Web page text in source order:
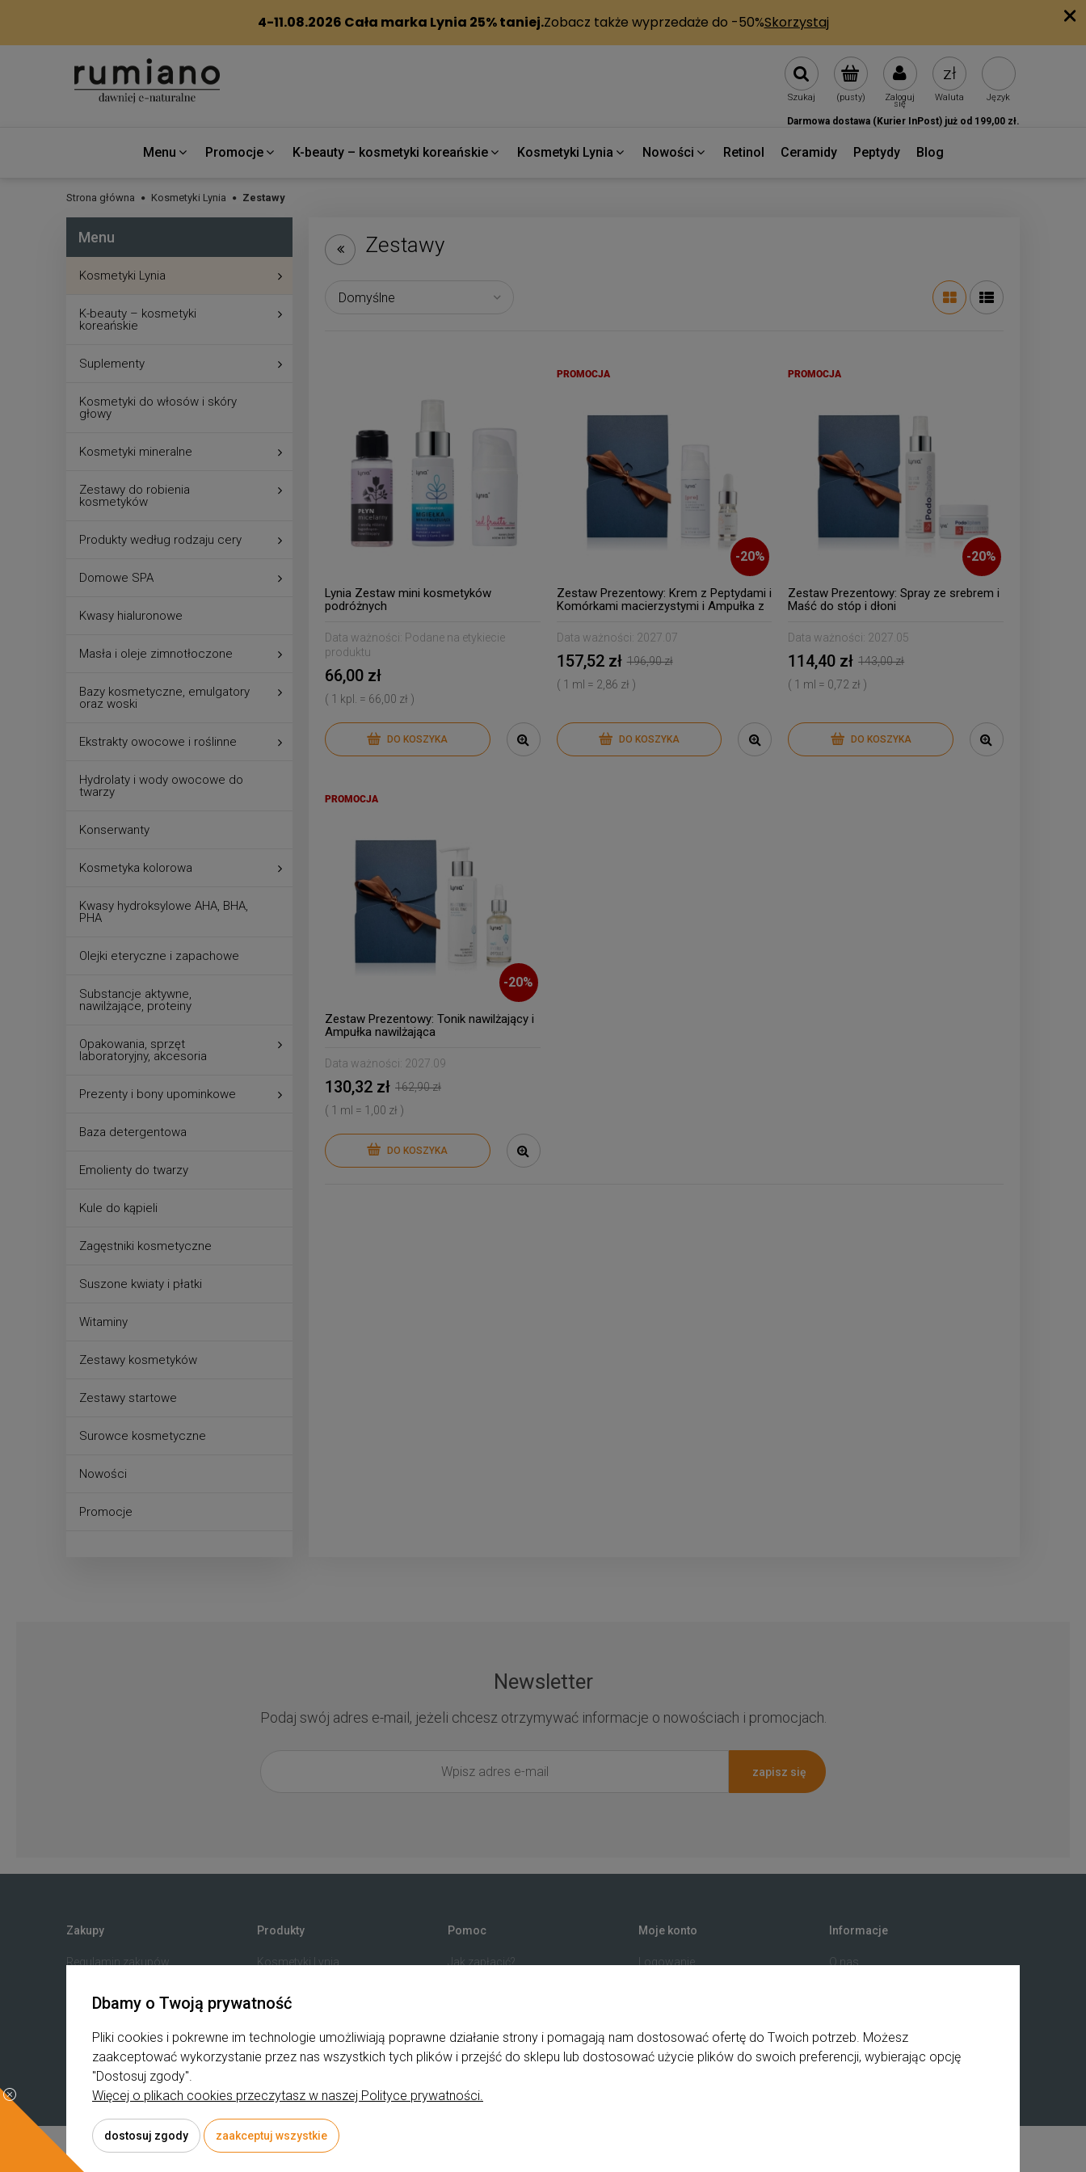
(pusty) Zaloguj
się
Szukaj Waluta Język
Darmowa dostawa (Kurier InPost) już od 199,00 zł.
Menu Promocje K-beauty – kosmetyki koreańskie Kosmetyki Lynia Nowości Retinol Ceramidy Peptydy Blog
Strona główna Kosmetyki Lynia Zestawy
Menu
Kosmetyki Lynia
K-beauty – kosmetyki
koreańskie
Suplementy
Kosmetyki do włosów i skóry
głowy
Kosmetyki mineralne
Zestawy do robienia
kosmetyków
Produkty według rodzaju cery
Domowe SPA
Kwasy hialuronowe
Masła i oleje zimnotłoczone
Bazy kosmetyczne, emulgatory
oraz woski
Ekstrakty owocowe i roślinne
Hydrolaty i wody owocowe do
twarzy
Konserwanty
Kosmetyka kolorowa
Kwasy hydroksylowe AHA, BHA,
PHA
Olejki eteryczne i zapachowe
Substancje aktywne,
nawilżające, proteiny
Opakowania, sprzęt
laboratoryjny, akcesoria
Prezenty i bony upominkowe
Baza detergentowa
Emolienty do twarzy
Kule do kąpieli
Zagęstniki kosmetyczne
Suszone kwiaty i płatki
Witaminy
Zestawy kosmetyków
Zestawy startowe
Surowce kosmetyczne
Nowości
Promocje
Zestawy
Lynia Zestaw mini kosmetyków
podróżnych
Data ważności: Podane na etykiecie
produktu
66,00 zł
( 1 kpl. = 66,00 zł )
DO KOSZYKA
-20%
Zestaw Prezentowy: Krem z Peptydami i
Komórkami macierzystymi i Ampułka z
Data ważności: 2027.07
157,52 zł 196,90 zł
( 1 ml = 2,86 zł )
DO KOSZYKA
PROMOCJA
-20%
Zestaw Prezentowy: Spray ze srebrem i
Maść do stóp i dłoni
Data ważności: 2027.05
114,40 zł 143,00 zł
( 1 ml = 0,72 zł )
DO KOSZYKA
PROMOCJA
-20%
Zestaw Prezentowy: Tonik nawilżający i
Ampułka nawilżająca
Data ważności: 2027.09
130,32 zł 162,90 zł
( 1 ml = 1,00 zł )
DO KOSZYKA
PROMOCJA
Newsletter
Podaj swój adres e-mail, jeżeli chcesz otrzymywać informacje o nowościach i promocjach.
zapisz się
Zakupy
Regulamin zakupów
Koszty dostawy
Czas realizacji zamówienia
Produkty
Kosmetyki Lynia
Pielęgnacja koreańska
Suplementy
Kosmetyki mineralne
Pomoc
Jak zapłacić?
Moje konto
Logowanie
Informacje
O nas
Receptury
Dbamy o Twoją prywatność
Pliki cookies i pokrewne im technologie umożliwiają poprawne działanie strony i pomagają nam dostosować ofertę do Twoich potrzeb. Możesz
zaakceptować wykorzystanie przez nas wszystkich tych plików i przejść do sklepu lub dostosować użycie plików do swoich preferencji, wybierając opcję
"Dostosuj zgody".
Więcej o plikach cookies przeczytasz w naszej Polityce prywatności.
dostosuj zgody zaakceptuj wszystkie